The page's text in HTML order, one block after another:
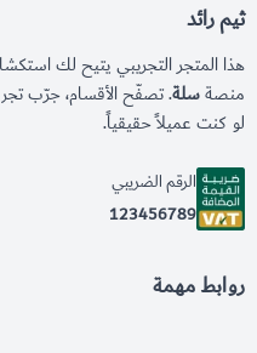
ثيم رائد
هذا المتجر التجريبي يتيح لك
منصةسلة. تصفّح الأقسام، جرّب
لو كنت عميلاً حقيقياً.
الرقم الضريبي
123456789
روابط مهمة